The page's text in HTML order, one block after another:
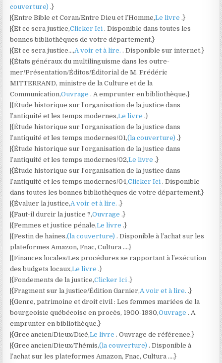
couverture).}
|{Entre Bible et Coran/Entre Dieu et l’Homme,Le livre.}
|{Et ce sera justice,Clicker Ici. Disponible dans toutes les
bonnes bibliothèques de votre département.}
|{Et ce sera justice…,A voir et à lire.. Disponible sur internet.}
|{États généraux du multilinguisme dans les outre-
mer/Présentation/Éditos/Éditorial de M. Frédéric
MITTERRAND, ministre de la Culture et de la
Communication,Ouvrage. A emprunter en bibliothèque.}
|{Étude historique sur l’organisation de la justice dans
l’antiquité et les temps modernes,Le livre.}
|{Étude historique sur l’organisation de la justice dans
l’antiquité et les temps modernes/01,(la couverture).}
|{Étude historique sur l’organisation de la justice dans
l’antiquité et les temps modernes/02,Le livre.}
|{Étude historique sur l’organisation de la justice dans
l’antiquité et les temps modernes/04,Clicker Ici. Disponible
dans toutes les bonnes bibliothèques de votre département.}
|{Évaluer la justice,A voir et à lire..}
|{Faut-il durcir la justice ?,Ouvrage.}
|{Femmes et justice pénale,Le livre.}
|{Festin de haines,(la couverture). Disponible à l’achat sur les
plateformes Amazon, Fnac, Cultura ….}
|{Finances locales/Les procédures se rapportant à l’exécution
des budgets locaux,Le livre.}
|{Fondements de la justice,Clicker Ici.}
|{Fragment sur la justice/Édition Garnier,A voir et à lire..}
|{Genre, patrimoine et droit civil : Les femmes mariées de la
bourgeoisie québécoise en procès, 1900-1930,Ouvrage. A
emprunter en bibliothèque.}
|{Grec ancien/Dieux/Dicé,Le livre. Ouvrage de référence.}
|{Grec ancien/Dieux/Thémis,(la couverture). Disponible à
l’achat sur les plateformes Amazon, Fnac, Cultura ….}